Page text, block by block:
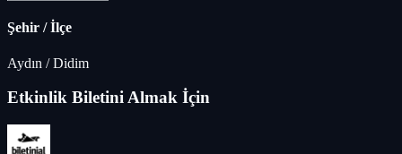
Şehir / İlçe
Aydın /Didim
Etkinlik Biletini Almak İçin